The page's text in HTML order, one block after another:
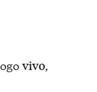
vivo,